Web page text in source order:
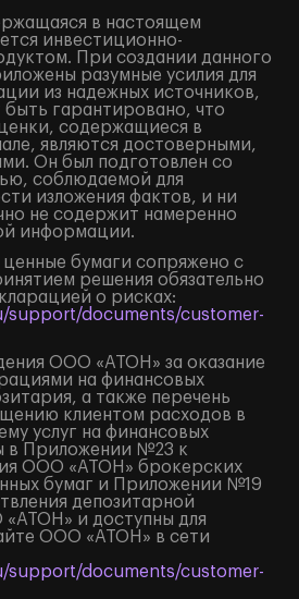
в настоящем
инвестиционно-
При создании данного
разумные усилия для
из надежных источников,
гарантировано, что
содержащиеся в
являются достоверными,
Он был подготовлен со
соблюдаемой для
изложения фактов, и ни
не содержит намеренно
информации.
бумаги сопряжено с
решения обязательно
о рисках:
support/documents/customer-
ООО «АТОН» за оказание
на финансовых
а также перечень
клиентом расходов в
услуг на финансовых
в Приложении №23 к
ООО «АТОН» брокерских
бумаг и Приложении №19
депозитарной
и доступны для
ООО «АТОН» в сети
support/documents/customer-